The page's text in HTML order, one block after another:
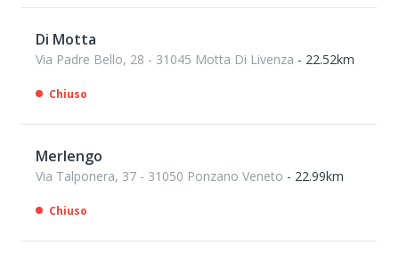
Di Motta
Via Padre Bello, 28 - 31045 Motta Di Livenza - 22.52km
Chiuso
Merlengo
Via Talponera, 37 - 31050 Ponzano Veneto - 22.99km
Chiuso